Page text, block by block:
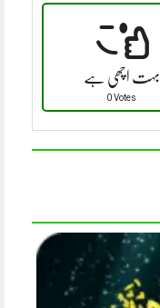
بہت اچھی ہے
0 Votes